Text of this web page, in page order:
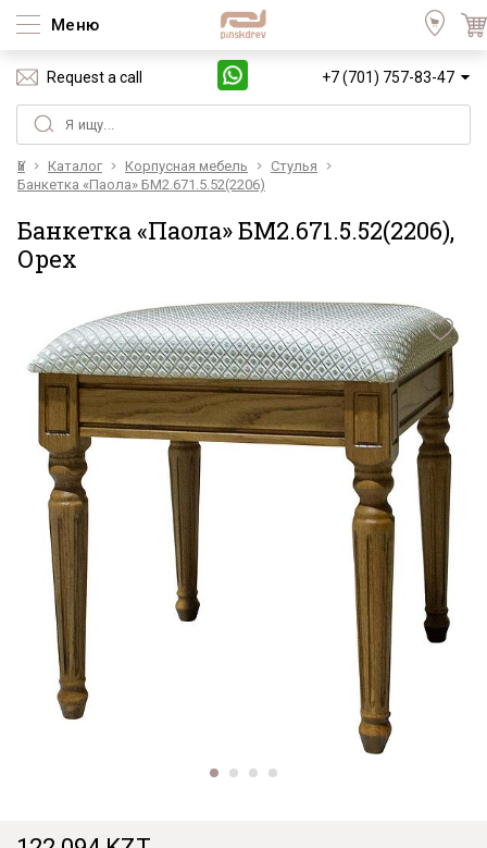
Меню
Request a call +7 (701) 757-83-47
Үй Каталог Корпусная мебель
Стулья
Банкетка «Паола» БМ2.671.5.52(2206)
Банкетка «Паола» БМ2.671.5.52(2206),
Орех